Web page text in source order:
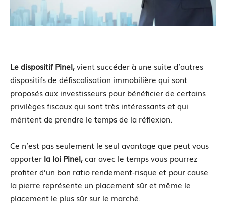
Le dispositif Pinel,vient succéder à une suite d’autres
dispositifs de défiscalisation immobilière qui sont
proposés aux investisseurs pour bénéficier de certains
privilèges fiscaux qui sont très intéressants et qui
méritent de prendre le temps de la réflexion.
Ce n’est pas seulement le seul avantage que peut vous
apporter la loi Pinel,car avec le temps vous pourrez
profiter d’un bon ratio rendement-risque et pour cause
la pierre représente un placement sûr et même le
placement le plus sûr sur le marché.